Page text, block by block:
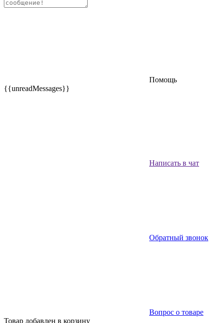
Помощь
{{unreadMessages}}
Написать в чат
Обратный звонок
Вопрос о товаре
Товар добавлен в корзину